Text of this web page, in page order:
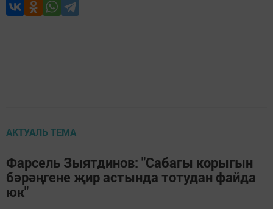
АКТУАЛЬ ТЕМА
Фарсель Зыятдинов: "Сабагы корыгын
бәрәңгене җир астында тотудан файда
юк"